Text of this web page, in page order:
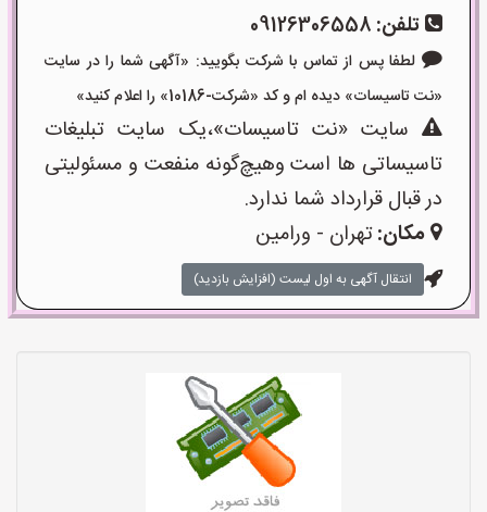
تلفن: 09126306558
لطفا پس از تماس با شرکت بگویید: «آگهی شما را در سایت
«نت تاسیسات» دیده ام و کد «شرکت-10186» را اعلام کنید»
سایت «نت تاسیسات»،یک سایت تبلیغات
تاسیساتی ها است وهیچ‌گونه منفعت و مسئولیتی
در قبال قرارداد شما ندارد.
مکان:تهران - ورامین
انتقال آگهی به اول لیست (افزایش بازدید)